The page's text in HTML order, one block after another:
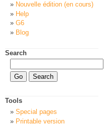
Nouvelle édition (en cours)
Help
G6
Blog
Search
Tools
Special pages
Printable version